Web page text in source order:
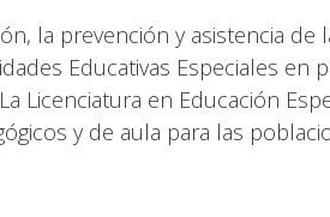
la prevención y asistencia
Educativas Especiales
Licenciatura en Educación
y de aula para las